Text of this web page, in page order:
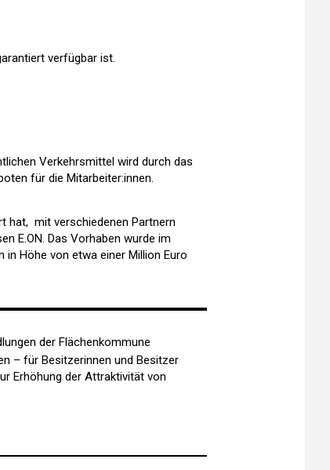
verfügbar ist.
Verkehrsmittel wird durch das
für die Mitarbeiter:innen.
hat, mit verschiedenen Partnern
E.ON. Das Vorhaben wurde im
in Höhe von etwa einer Million Euro
der Flächenkommune
– für Besitzerinnen und Besitzer
Erhöhung der Attraktivität von